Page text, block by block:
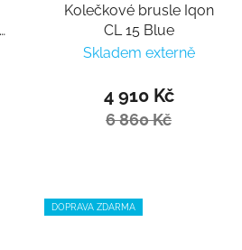
Kolečkové brusle Iqon
CL 15 Blue
Skladem externě
4 910 Kč
6 860 Kč
DOPRAVA ZDARMA